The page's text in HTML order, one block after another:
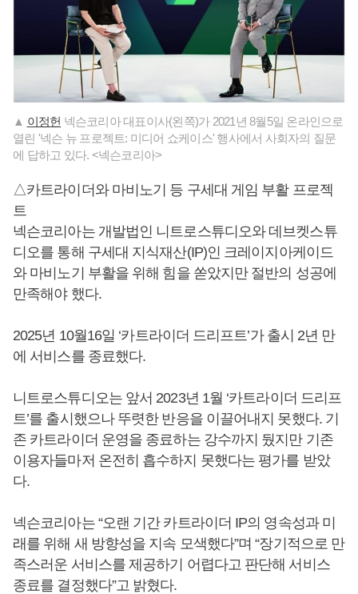
▲ 이정헌 넥슨코리아 대표이사(왼쪽)가 2021년 8월5일 온라인으로
열린 '넥슨 뉴 프로젝트: 미디어 쇼케이스' 행사에서 사회자의 질문
에 답하고 있다. <넥슨코리아>
△카트라이더와 마비노기 등 구세대 게임 부활 프로젝
트
넥슨코리아는 개발법인 니트로스튜디오와 데브켓스튜
디오를 통해 구세대 지식재산(IP)인 크레이지아케이드
와 마비노기 부활을 위해 힘을 쏟았지만 절반의 성공에
만족해야 했다.
2025년 10월16일 ‘카트라이더 드리프트’가 출시 2년 만
에 서비스를 종료했다.
니트로스튜디오는 앞서 2023년 1월 ‘카트라이더 드리프
트’를 출시했으나 뚜렷한 반응을 이끌어내지 못했다. 기
존 카트라이더 운영을 종료하는 강수까지 뒀지만 기존
이용자들마저 온전히 흡수하지 못했다는 평가를 받았
다.
넥슨코리아는 “오랜 기간 카트라이더 IP의 영속성과 미
래를 위해 새 방향성을 지속 모색했다”며 “장기적으로 만
족스러운 서비스를 제공하기 어렵다고 판단해 서비스
종료를 결정했다”고 밝혔다.